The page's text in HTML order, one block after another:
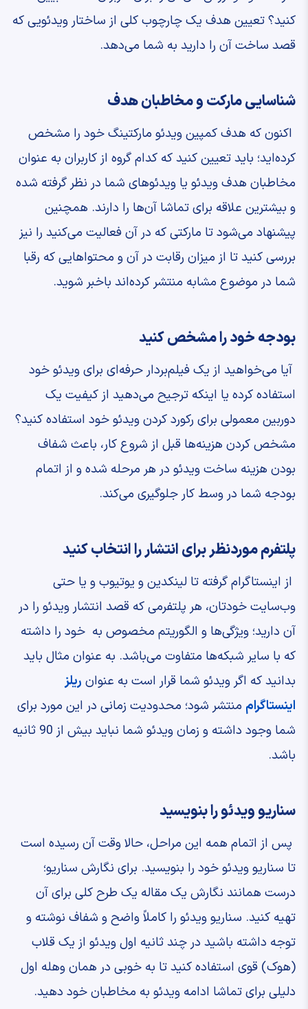
کنید؟ تعیین هدف یک چارچوب کلی از ساختار ویدئویی که
قصد ساخت آن را دارید به شما می‌دهد.
شناسایی مارکت و مخاطبان هدف
اکنون که هدف کمپین ویدئو مارکتینگ خود را مشخص
کرده‌اید؛ باید تعیین کنید که کدام گروه از کاربران به عنوان
مخاطبان هدف ویدئو یا ویدئوهای شما در نظر گرفته شده
و بیشترین علاقه برای تماشا آن‌ها را دارند. همچنین
پیشنهاد می‌شود تا مارکتی که در آن فعالیت می‌کنید را نیز
بررسی کنید تا از میزان رقابت در آن و محتواهایی که رقبا
شما در موضوع مشابه منتشر کرده‌اند باخبر شوید.
بودجه خود را مشخص کنید
آیا می‌خواهید از یک فیلم‌بردار حرفه‌ای برای ویدئو خود
استفاده کرده یا اینکه ترجیح می‌دهید از کیفیت یک
دوربین معمولی برای رکورد کردن ویدئو خود استفاده کنید؟
مشخص کردن هزینه‌ها قبل از شروع کار، باعث شفاف
بودن هزینه ساخت ویدئو در هر مرحله شده و از اتمام
بودجه شما در وسط کار جلوگیری می‌کند.
پلتفرم موردنظر برای انتشار را انتخاب کنید
از اینستاگرام گرفته تا لینکدین و یوتیوب و یا حتی
وب‌سایت خودتان، هر پلتفرمی که قصد انتشار ویدئو را در
آن دارید؛ ویژگی‌ها و الگوریتم مخصوص به خود را داشته
که با سایر شبکه‌ها متفاوت می‌باشد. به عنوان مثال باید
بدانید که اگر ویدئو شما قرار است به عنوان ریلز
اینستاگراممنتشر شود؛ محدودیت زمانی در این مورد برای
شما وجود داشته و زمان ویدئو شما نباید بیش از 90 ثانیه
باشد.
سناریو ویدئو را بنویسید
پس از اتمام همه این مراحل، ‌حالا وقت آن رسیده است
تا سناریو ویدئو خود را بنویسید. برای نگارش سناریو؛
درست همانند نگارش یک مقاله یک طرح کلی برای آن
تهیه کنید. سناریو ویدئو را کاملاً واضح و شفاف نوشته و
توجه داشته باشید در چند ثانیه اول ویدئو از یک قلاب
(هوک) قوی استفاده کنید تا به خوبی در همان وهله اول
دلیلی برای تماشا ادامه ویدئو به مخاطبان خود دهید.